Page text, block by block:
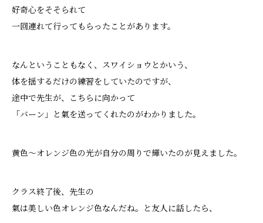
好奇心をそそられて
一回連れて行ってもらったことがあります。
なんということもなく、スワイショウとかいう、
体を揺するだけの練習をしていたのですが、
途中で先生が、こちらに向かって
「バーン」と氣を送ってくれたのがわかりました。
黄色〜オレンジ色の光が自分の周りで輝いたのが見えました。
クラス終了後、先生の
氣は美しい色オレンジ色なんだね。と友人に話したら、